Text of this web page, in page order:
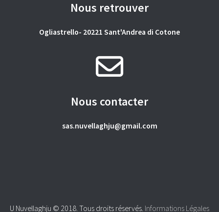
Nous retrouver
Ogliastrello- 20221 Sant'Andrea di Cotone
Nous contacter
sas.nuvellaghju@gmail.com
U Nuvellaghju © 2018. Tous droits réservés. Informations Légales